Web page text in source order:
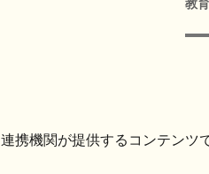
教育
連携機関が提供するコンテンツで